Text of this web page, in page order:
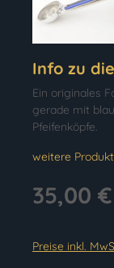
Info zu
Ein originales
gerade mit
Pfeifenköpfe.
weitere
35,00 €
Preise inkl.